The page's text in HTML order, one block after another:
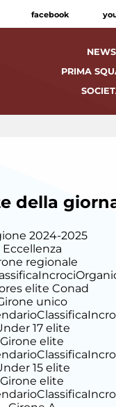
facebook
NEWS
PRIMA
della
2024-2025
Eccellenza
regionale
Incroci
elite Conad
unico
Classifica
17 elite
Girone elite
Classifica
15 elite
Girone elite
Classifica